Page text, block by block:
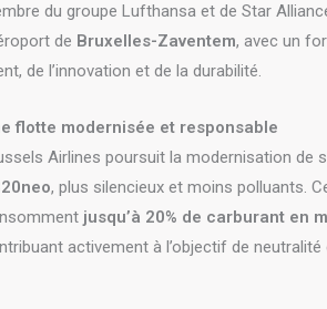
du groupe Lufthansa et de Star
de Bruxelles-Zaventem, avec un
de l’innovation et de la durabilité.
flotte modernisée et responsable
Airlines poursuit la modernisation de
, plus silencieux et moins polluants.
jusqu’à 20% de carburant en
activement à l’objectif de neutralité